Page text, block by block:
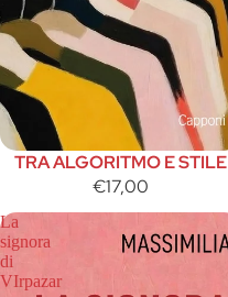
TRA ALGORITMO E STILE
€17,00
La
signora
di
VIrpazar